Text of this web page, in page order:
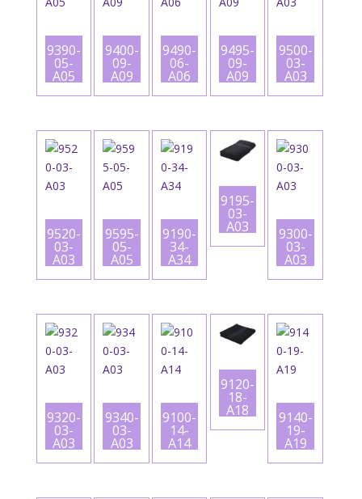
9390-
05-
A05
9400-
09-
A09
9490-
06-
A06
9495-
09-
A09
9500-
03-
A03
9520-
03-
A03
9595-
05-
A05
9190-
34-
A34
9195-
03-
A03 9300-
03-
A03
9320-
03-
A03
9340-
03-
A03
9100-
14-
A14
9120-
18-
A18 9140-
19-
A19